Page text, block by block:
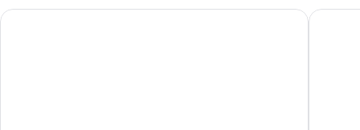
Mötesrum, en rökfri anläggning och en varuautomat
Jørgensens Hotel Four